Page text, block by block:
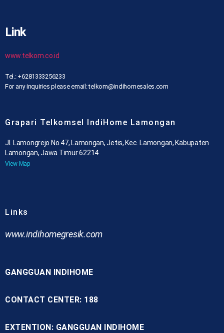
Link
www.telkom.co.id
Tel.: +6281333256233
For any inquiries please email: telkom@indihomesales.com
Grapari Telkomsel IndiHome Lamongan
Jl. Lamongrejo No.47, Lamongan, Jetis, Kec. Lamongan, Kabupaten
Lamongan, Jawa Timur 62214
View Map
Links
www.indihomegresik.com
GANGGUAN INDIHOME
CONTACT CENTER: 188
EXTENTION: GANGGUAN INDIHOME